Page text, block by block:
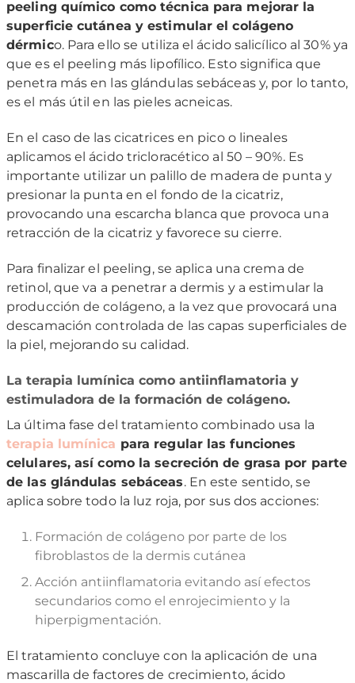
peeling químico como técnica para mejorar la
superficie cutánea y estimular el colágeno
dérmico. Para ello se utiliza el ácido salicílico al 30% ya
que es el peeling más lipofílico. Esto significa que
penetra más en las glándulas sebáceas y, por lo tanto,
es el más útil en las pieles acneicas.
En el caso de las cicatrices en pico o lineales
aplicamos el ácido tricloracético al 50 – 90%. Es
importante utilizar un palillo de madera de punta y
presionar la punta en el fondo de la cicatriz,
provocando una escarcha blanca que provoca una
retracción de la cicatriz y favorece su cierre.
Para finalizar el peeling, se aplica una crema de
retinol, que va a penetrar a dermis y a estimular la
producción de colágeno, a la vez que provocará una
descamación controlada de las capas superficiales de
la piel, mejorando su calidad.
La terapia lumínica como antiinflamatoria y
estimuladora de la formación de colágeno.
La última fase del tratamiento combinado usa la
terapia lumínica para regular las funciones
celulares, así como la secreción de grasa por parte
de las glándulas sebáceas. En este sentido, se
aplica sobre todo la luz roja, por sus dos acciones:
Formación de colágeno por parte de los
fibroblastos de la dermis cutánea
Acción antiinflamatoria evitando así efectos
secundarios como el enrojecimiento y la
hiperpigmentación.
El tratamiento concluye con la aplicación de una
mascarilla de factores de crecimiento, ácido